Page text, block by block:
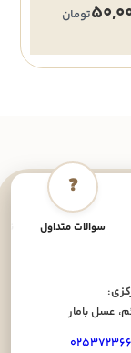
تومان
❓
سوالات متداول
عسل بامار